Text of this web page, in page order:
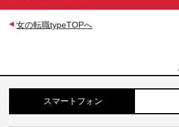
女の転職typeTOPへ
スマートフォン